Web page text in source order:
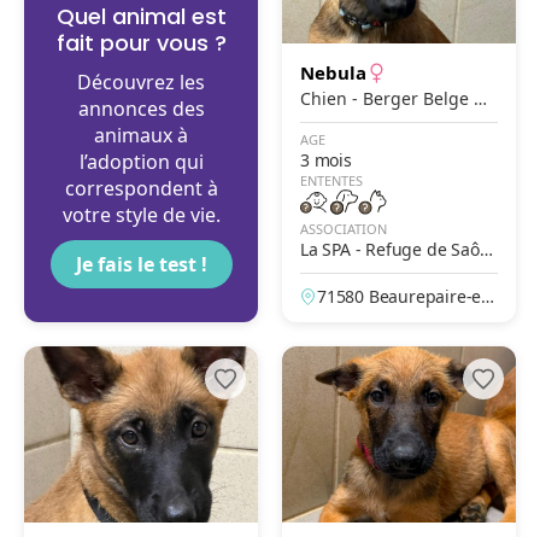
Quel animal est
fait pour vous ?
Découvrez les
annonces des
animaux à
l’adoption qui
correspondent à
votre style de vie.
Je fais le test !
Nebula
Chien - Berger Belge M
alinois
AGE
3 mois
ENTENTES
ASSOCIATION
La SPA - Refuge de Saôn
e et Loire – Beaurepaire
en Bresse
71580 Beaurepaire-en-
France